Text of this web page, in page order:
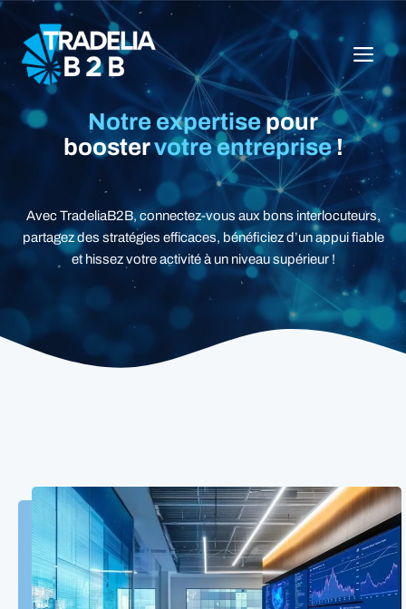
Aller
contenu
Notre expertisepour
boostervotre entreprise!
Avec TradeliaB2B, connectez-vous aux bons interlocuteurs,
partagez des stratégies efficaces, bénéficiez d’un appui fiable
et hissez votre activité à un niveau supérieur !